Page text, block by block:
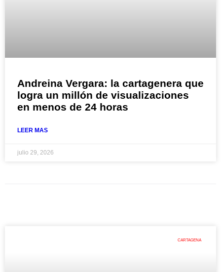
Andreina Vergara: la cartagenera que
logra un millón de visualizaciones
en menos de 24 horas
LEER MAS
julio 29, 2026
CARTAGENA